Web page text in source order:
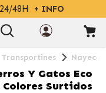
48H + INFO
Transportines Nayeco
Y Gatos Eco
Surtidos